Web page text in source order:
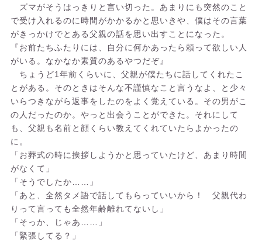
ズマがそうはっきりと言い切った。あまりにも突然のこと
で受け入れるのに時間がかかるかと思いきや、僕はその言葉
がきっかけでとある父親の話を思い出すことになった。
『お前たちふたりには、自分に何かあったら頼って欲しい人
がいる。なかなか素質のあるやつだぞ』
ちょうど1年前くらいに、父親が僕たちに話してくれたこ
とがある。そのときはそんな不謹慎なこと言うなよ、と少々
いらつきながら返事をしたのをよく覚えている。その男がこ
の人だったのか。やっと出会うことができた。それにして
も、父親も名前と顔くらい教えてくれていたらよかったの
に。
「お葬式の時に挨拶しようかと思っていたけど、あまり時間
がなくて」
「そうでしたか……」
「あと、全然タメ語で話してもらっていいから！ 父親代わ
りって言っても全然年齢離れてないし」
「そっか、じゃあ……」
「緊張してる？」